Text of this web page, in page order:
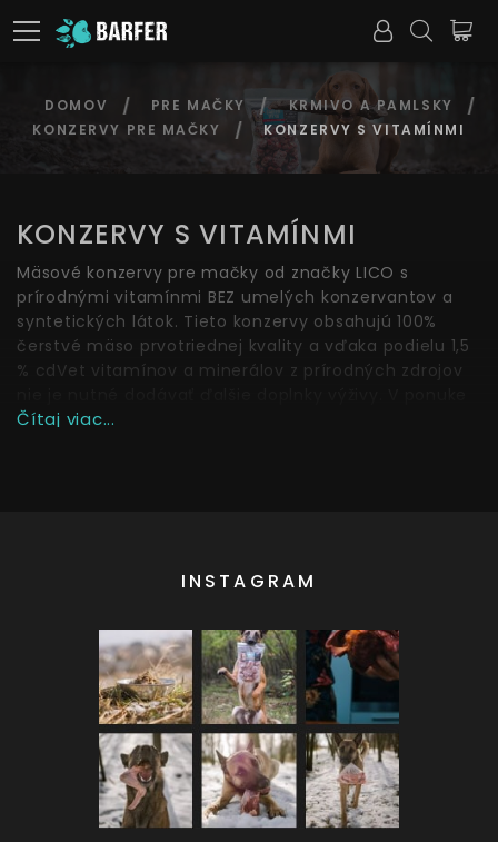
DOMOV PRE MAČKY
KRMIVO A PAMLSKY
KONZERVY PRE MAČKY
KONZERVY S VITAMÍNMI
KONZERVY S VITAMÍNMI
Mäsové konzervy pre mačky od značky LICO s
prírodnými vitamínmi BEZ umelých konzervantov a
syntetických látok. Tieto konzervy obsahujú 100%
čerstvé mäso prvotriednej kvality a vďaka podielu 1,5
% cdVet vitamínov a minerálov z prírodných zdrojov
sú konzervy 100% mäsové „ALL IN ONE“ s obsahom
Čítaj viac...
INSTAGRAM